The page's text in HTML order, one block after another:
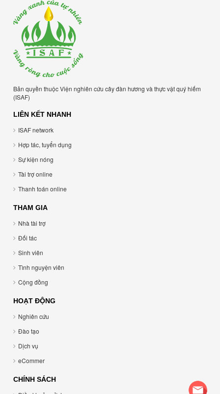
Bản quyền thuộc Viện nghiên cứu cây đàn hương và thực vật quý hiếm
(ISAF)
LIÊN KẾT NHANH
ISAF network
Hợp tác, tuyển dụng
Sự kiện nóng
Tài trợ online
Thanh toán online
THAM GIA
Nhà tài trợ
Đối tác
Sinh viên
Tình nguyện viên
Cộng đồng
HOẠT ĐỘNG
Nghiên cứu
Đào tạo
Dịch vụ
eCommer
CHÍNH SÁCH